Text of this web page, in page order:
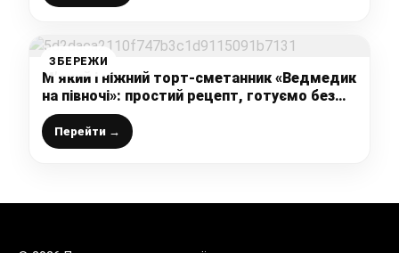
ЗБЕРЕЖИ
М’який і ніжний торт-сметанник «Ведмедик
на півночі»: простий рецепт, готуємо без
яєць і з сметанним кремом
Перейти →